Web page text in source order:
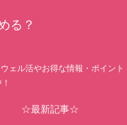
る？
ェル活やお得な情報・ポイント
☆最新記事☆